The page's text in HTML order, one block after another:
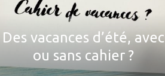
Des vacances d’été, avec
ou sans cahier ?